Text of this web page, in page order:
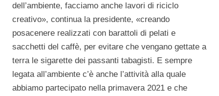
dell’ambiente, facciamo anche lavori di riciclo
creativo», continua la presidente, «creando
posacenere realizzati con barattoli di pelati e
sacchetti del caffè, per evitare che vengano gettate a
terra le sigarette dei passanti tabagisti. E sempre
legata all’ambiente c’è anche l’attività alla quale
abbiamo partecipato nella primavera 2021 e che